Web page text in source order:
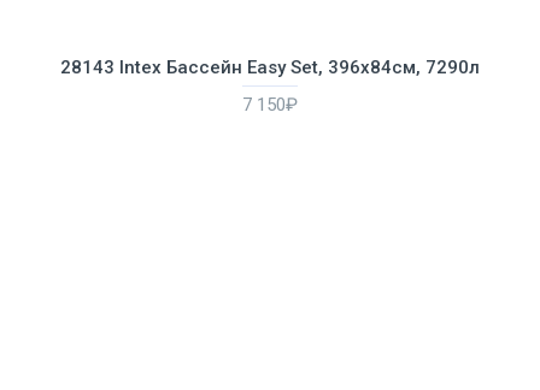
28143 Intex Бассейн Easy Set, 396х84см, 7290л
7 150₽